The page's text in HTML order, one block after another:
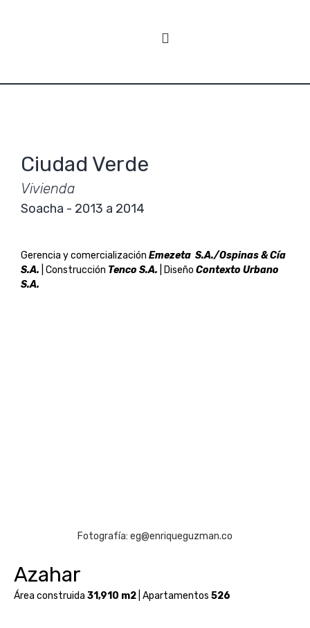
Ciudad Verde
Vivienda
Soacha - 2013 a 2014
Gerencia y comercialización Emezeta S.A./Ospinas & Cía
S.A. | Construcción Tenco S.A. | Diseño Contexto Urbano
S.A.
Fotografía: eg@enriqueguzman.co
Azahar
Área construida 31,910 m2 | Apartamentos 526